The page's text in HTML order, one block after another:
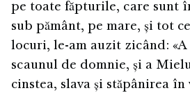
pe toate făpturile, care sunt
sub pământ, pe mare, și tot
locuri, le-am auzit zicând: «A
scaunul de domnie, și a
cinstea, slava și stăpânirea